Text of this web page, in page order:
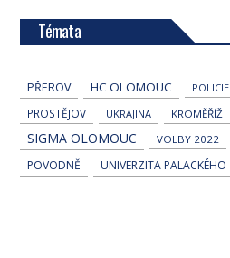
Témata
PŘEROV HC OLOMOUC POLICIE
PROSTĚJOV UKRAJINA KROMĚŘÍŽ
SIGMA OLOMOUC VOLBY 2022
POVODNĚ UNIVERZITA PALACKÉHO